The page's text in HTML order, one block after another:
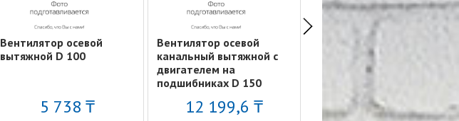
Вентилятор осевой
вытяжной D 100
5 738 ₸
Вентилятор осевой
канальный вытяжной c
двигателем на
подшибниках D 150
12 199,6 ₸
Вентилятор осевой
вытяжной с
антимоскитной сеткой
D150 ERA 6S
14 157 ₸